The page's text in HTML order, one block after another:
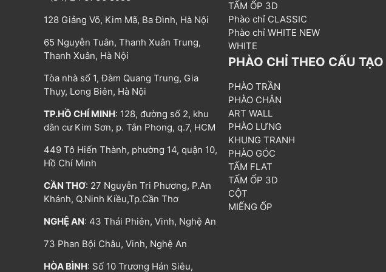
128 Giảng Võ, Kim Mã, Ba Đình, Hà Nội
65 Nguyễn Tuân, Thanh Xuân Trung,
Thanh Xuân, Hà Nội
Tòa nhà số 1, Đàm Quang Trung, Gia
Thụy, Long Biên, Hà Nội
TP.HỒ CHÍ MINH: 128, đường số 2, khu
dân cư Kim Sơn, p. Tân Phong, q.7, HCM
449 Tô Hiến Thành, phường 14, quận 10,
Hồ Chí Minh
CẦN THƠ: 27 Nguyễn Tri Phương, P.An
Khánh, Q.Ninh Kiều,Tp.Cần Thơ
NGHỆ AN: 43 Thái Phiên, Vinh, Nghệ An
73 Phan Bội Châu, Vinh, Nghệ An
HÒA BÌNH: Số 10 Trương Hán Siêu,
TẤM ỐP 3D
Phào chỉ CLASSIC
Phào chỉ WHITE NEW
WHITE
PHÀO CHỈ THEO CẤU TẠO
PHÀO TRẦN
PHÀO CHÂN
ART WALL
PHÀO LƯNG
KHUNG TRANH
PHÀO GÓC
TẤM FLAT
TẤM ỐP 3D
CỘT
MIẾNG ỐP